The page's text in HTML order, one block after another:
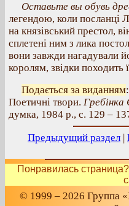
Оставьте вы обувь
легендою, коли
на князівський престол,
сплетені ним з лика
вони завжди нагадували
королям, звідки походить
Подається за виданням:
Поетичні твори. Гребінка
думка, 1984 р., с. 129 –
Предыдущий раздел |
Понравилась страница?
© 1999 – 2026 Группа